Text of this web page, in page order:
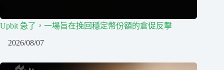
Upbit 急了，一場旨在挽回穩定幣份額的倉促反擊
2026/08/07